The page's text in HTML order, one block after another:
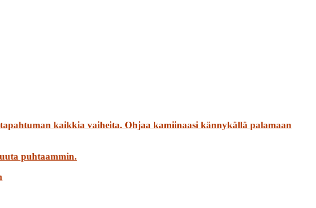
kaikkia vaiheita. Ohjaa kamiinaasi kännykällä palamaan
puhtaammin.